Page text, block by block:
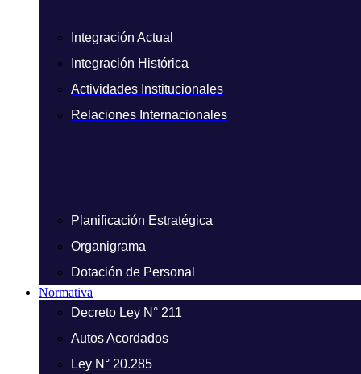
Integración Actual
Integración Histórica
Actividades Institucionales
Relaciones Internacionales
Planificación Estratégica
Organigrama
Dotación de Personal
Normativa
Decreto Ley N° 211
Autos Acordados
Ley N° 20.285